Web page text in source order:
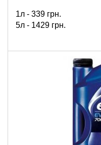
1л - 339 грн.
5л - 1429 грн.